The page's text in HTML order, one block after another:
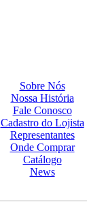
Sobre Nós
Nossa História
Fale Conosco
Cadastro do Lojista
Representantes
Onde Comprar
Catálogo
News